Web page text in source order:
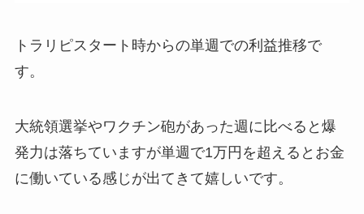
トラリピスタート時からの単週での利益推移で
す。
大統領選挙やワクチン砲があった週に比べると爆
発力は落ちていますが単週で1万円を超えるとお金
に働いている感じが出てきて嬉しいです。